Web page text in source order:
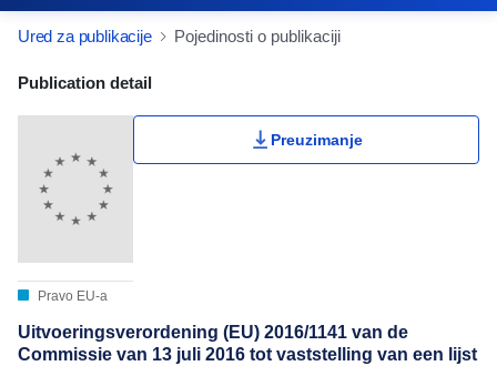
Ured za publikacije Pojedinosti o publikaciji
Publication Detail Actions Portlet
Publication detail
Pravo EU-a
Preuzimanje
Uitvoeringsverordening (EU) 2016/1141 van de
Commissie van 13 juli 2016 tot vaststelling van een lijst